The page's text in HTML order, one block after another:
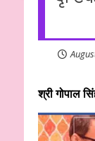
श्री गोपाल